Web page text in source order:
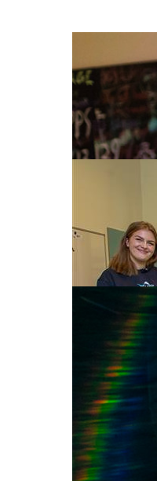
Hurra for
– Det er et
Les mer
Blir sett i
– Jeg skal bli
Les mer
Takk for
Hver
som en
Les mer